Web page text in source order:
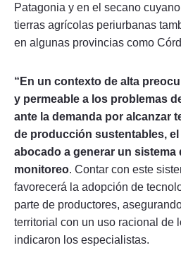
Patagonia y en el secano
tierras agrícolas periurbanas
en algunas provincias como
“En un contexto de alta
y permeable a los problemas
ante la demanda por alcanzar
de producción sustentables,
abocado a generar un sistema
monitoreo. Contar con este
favorecerá la adopción de
parte de productores,
territorial con un uso racional de
indicaron los especialistas.